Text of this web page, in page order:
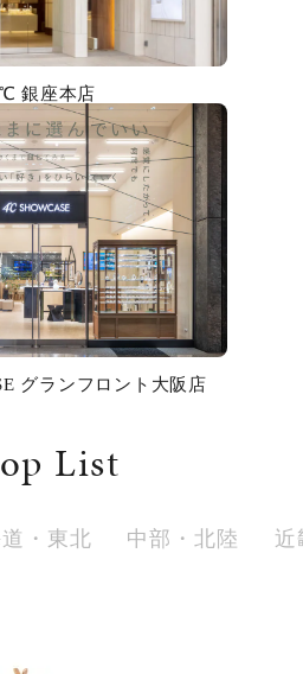
銀座本店
グランフロント大阪店
List
・東北 中部・北陸 近